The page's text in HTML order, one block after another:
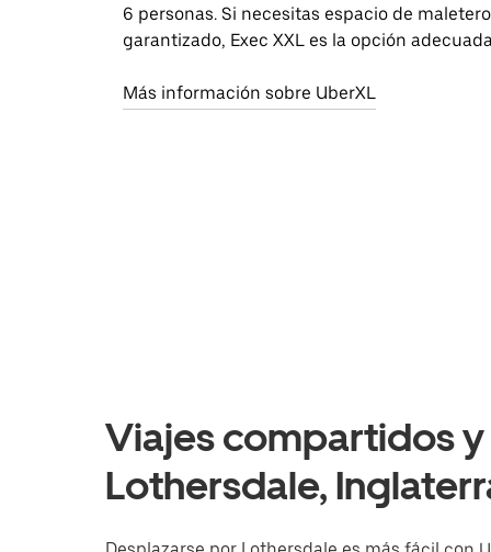
6 personas. Si necesitas espacio de maletero
garantizado, Exec XXL es la opción
Más información sobre UberXL
Viajes compartidos
Lothersdale,